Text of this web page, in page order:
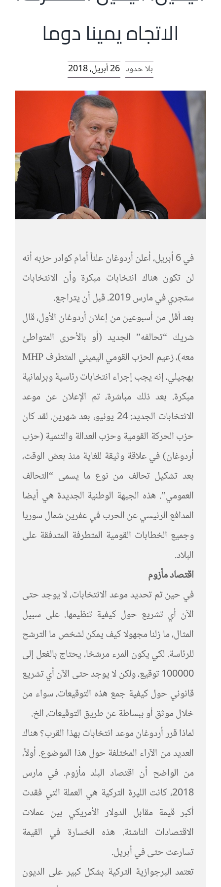
افتتاحية موقع المناضل-ة
الاتجاه يمينا دوما
بلا حدود 26 أبريل، 2018
في 6 أبريل، أعلن أردوغان علناً أمام كوادر حزبه أنه
لن تكون هناك انتخابات مبكرة وأن الانتخابات
ستجري في مارس 2019. قبل أن يتراجع.
بعد أقل من أسبوعين من إعلان أردوغان الأول، قال
شريك “تحالفه” الجديد (أو بالأحرى المتواطئ
معه)، زعيم الحزب القومي اليميني المتطرف MHP
بهجيلي، إنه يجب إجراء انتخابات رئاسية وبرلمانية
مبكرة. بعد ذلك مباشرة، تم الإعلان عن موعد
الانتخابات الجديد: 24 يونيو، بعد شهرين. لقد كان
حزب الحركة القومية وحزب العدالة والتنمية (حزب
أردوغان) في علاقة وثيقة للغاية منذ بعض الوقت،
بعد تشكيل تحالف من نوع ما يسمى “التحالف
العمومي”. هذه الجبهة الوطنية الجديدة هي أيضا
المدافع الرئيسي عن الحرب في عفرين شمال سوريا
وجميع الخطابات القومية المتطرفة المتدفقة على
البلاد.
اقتصاد مأزوم
في حين تم تحديد موعد الانتخابات، لا يوجد حتى
الآن أي تشريع حول كيفية تنظيمها. على سبيل
المثال، ما زلنا مجهولا كيف يمكن لشخص ما الترشح
للرئاسة. لكي يكون المرء مرشحًا، يحتاج بالفعل إلى
100000 توقيع، ولكن لا يوجد حتى الآن أي تشريع
قانوني حول كيفية جمع هذه التوقيعات، سواء من
خلال موثق أو ببساطة عن طريق التوقيعات، الخ.
لماذا قرر أردوغان موعد انتخابات بهذا القرب؟ هناك
العديد من الآراء المختلفة حول هذا الموضوع. أولاً،
من الواضح أن اقتصاد البلد مأزوم. في مارس
2018، كانت الليرة التركية هي العملة التي فقدت
أكبر قيمة مقابل الدولار الأمريكي بين عملات
الاقتصادات الناشئة. هذه الخسارة في القيمة
تسارعت حتى في أبريل.
تعتمد البرجوازية التركية بشكل كبير على الديون